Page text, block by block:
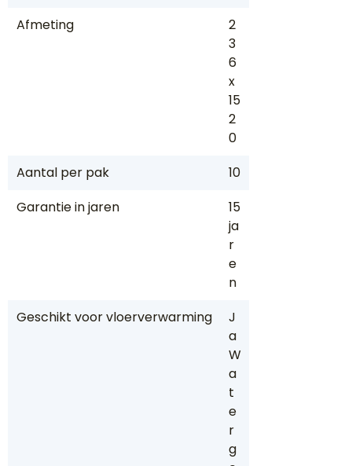
Afmeting
2
3
6
x
15
2
0
Aantal per pak
10
Garantie in jaren
15
ja
r
e
n
Geschikt voor vloerverwarming
J
a
W
a
t
e
r
g